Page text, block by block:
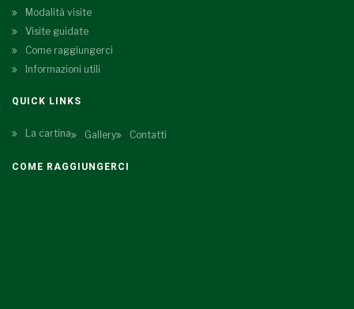
Modalità visite
Visite guidate
Come raggiungerci
Informazioni utili
QUICK LINKS
La cartina Gallery Contatti
COME RAGGIUNGERCI